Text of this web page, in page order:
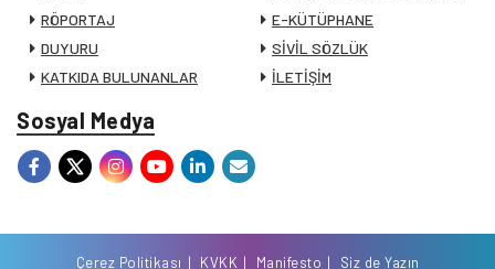
RÖPORTAJ
DUYURU
KATKIDA BULUNANLAR
E-KÜTÜPHANE
SİVİL SÖZLÜK
İLETİŞİM
Sosyal Medya
Çerez Politikası KVKK Manifesto Siz de Yazın